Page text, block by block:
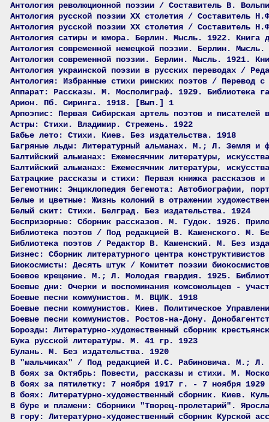
Антология революционной поэзии / Составитель В.
Антология русской поэзии ХХ столетия / Составитель
Антология русской поэзии ХХ столетия /
Антология сатиры и юмора. Берлин. Мысль. 1922. Книга
Антология современной немецкой поэзии. Берлин.
Антология современной поэзии. Берлин. Мысль. 1921.
Антология украинской поэзии в русских переводах /
Антология: Избранные стихи римских поэтов / Перевод
Аппарат: Рассказы. М. Мосполиграф. 1929. Библиотека
Арион. Пб. Сиринга. 1918. [Вып.] 1
Арпоэпис: Первая Сибирская артель поэтов и
Астры: Стихи. Владимир. Стрежень. 1922
Бабье лето: Стихи. Киев. Без издательства. 1918
Багряные льды: Литературный альманах. М.; Л. Земля и
Балтийский альманах: Ежемесячник литературы,
Балтийский альманах: Ежемесячник литературы,
Батрацкие рассказы и стихи: Первая книжка
Бегемотник: Энциклопедия бегемота: Автобиографии,
Белые и цветные: Жизнь колоний в отражении
Белый скит: Стихи. Белград. Без издательства. 1924
Беспризорные: Сборник рассказов. М. Гудок. 1926.
Библиотека поэтов / Под редакцией В. Каменского. М.
Библиотека поэтов / Редактор В. Каменский. М. Без
Бизнес: Сборник литературного центра
Биокосмисты: Десять штук / Комитет поэзии
Боевое крещение. М.; Л. Молодая гвардия. 1925.
Боевые дни: Очерки и воспоминания комсомольцев -
Боевые песни коммунистов. М. ВЦИК. 1918
Боевые песни коммунистов. Киев. Политическое
Боевые песни коммунистов. Ростов-на-Дону.
Борозды: Литературно-художественный сборник
Бука русской литературы. М. 41 гр. 1923
Булань. М. Без издательства. 1920
В "мальчиках" / Под редакцией И.С. Рабиновича. М.; Л.
В боях за Октябрь: Повести, рассказы и стихи. М.
В боях за пятилетку: 7 ноября 1917 г. - 7 ноября
В боях: Литературно-художественный сборник. Киев.
В буре и пламени: Сборники "Творец-пролетарий".
В гору: Литературно-художественный сборник Курской